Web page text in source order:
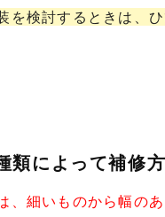
を検討するときは、
類によって補修
、細いものから幅の